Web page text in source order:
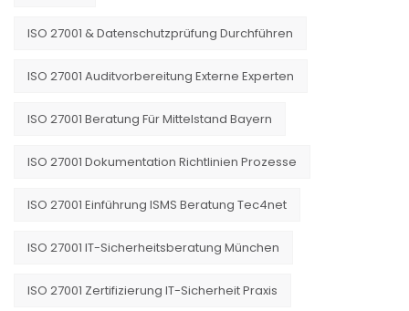
ISO 27001 & Datenschutzprüfung Durchführen
ISO 27001 Auditvorbereitung Externe Experten
ISO 27001 Beratung Für Mittelstand Bayern
ISO 27001 Dokumentation Richtlinien Prozesse
ISO 27001 Einführung ISMS Beratung Tec4net
ISO 27001 IT-Sicherheitsberatung München
ISO 27001 Zertifizierung IT-Sicherheit Praxis